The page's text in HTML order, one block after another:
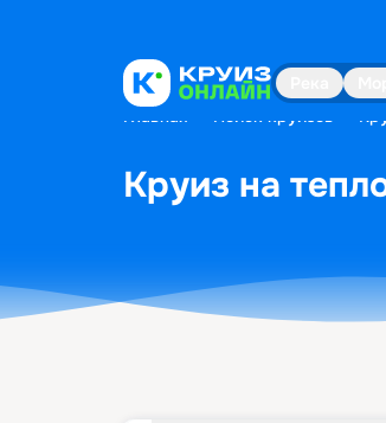
Главная Поиск круизов
Круиз на